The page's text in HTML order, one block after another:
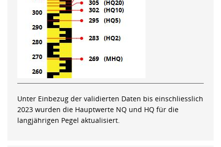
Unter Einbezug der validierten Daten bis einschliesslich
2023 wurden die Hauptwerte NQ und HQ für die
langjährigen Pegel aktualisiert.